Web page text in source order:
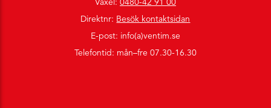
Direktnr: Besök kontaktsidan
E-post: info(a)ventim.se
Telefontid: mån–fre 07.30-16.30